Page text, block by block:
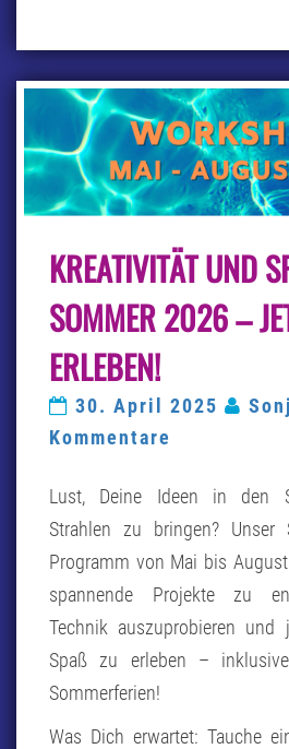
UND
URSE
KREATIVITÄT UND
OMMER 2026 –
RLEBEN!
30. April 2025
Kommentare
Lust, Deine Ideen in den
Strahlen zu bringen? Unser
Programm von Mai bis
spannende Projekte zu
Technik auszuprobieren und
Spaß zu erleben –
Sommerferien!
Was Dich erwartet: Tauche